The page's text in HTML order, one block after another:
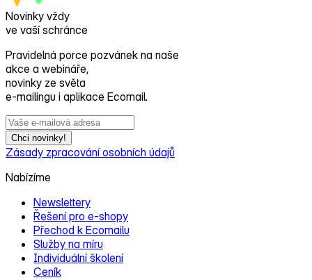
Novinky vždy
ve vaší schránce
Pravidelná porce pozvánek na naše
akce a webináře,
novinky ze světa
e‑mailingu i aplikace Ecomail.
Chci novinky!
Zásady zpracování osobních údajů
Nabízíme
Newslettery
Řešení pro e‑shopy
Přechod k Ecomailu
Služby na míru
Individuální školení
Ceník